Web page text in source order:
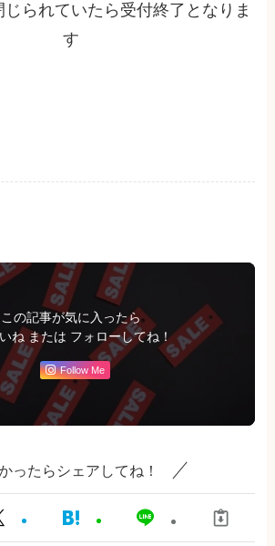
られていたら受付終了となりま
す
この記事が気に入ったら
ね または フォローしてね！
Follow Me
ったらシェアしてね！